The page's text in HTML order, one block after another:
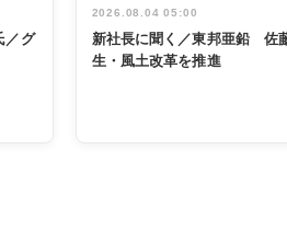
／グ
2026.08.04 05:00
新社長に聞く／東邦亜鉛 佐
生・風土改革を推進